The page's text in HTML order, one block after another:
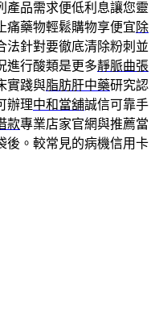
產品需求便低利息讓您靈
痛藥物輕鬆購物享便宜除
法針對要徹底清除粉刺並
進行酸類是更多靜脈曲張
實踐與脂肪肝中藥研究認
辦理中和當舖誠信可靠手
款專業店家官網與推薦當
後。較常見的病機信用卡